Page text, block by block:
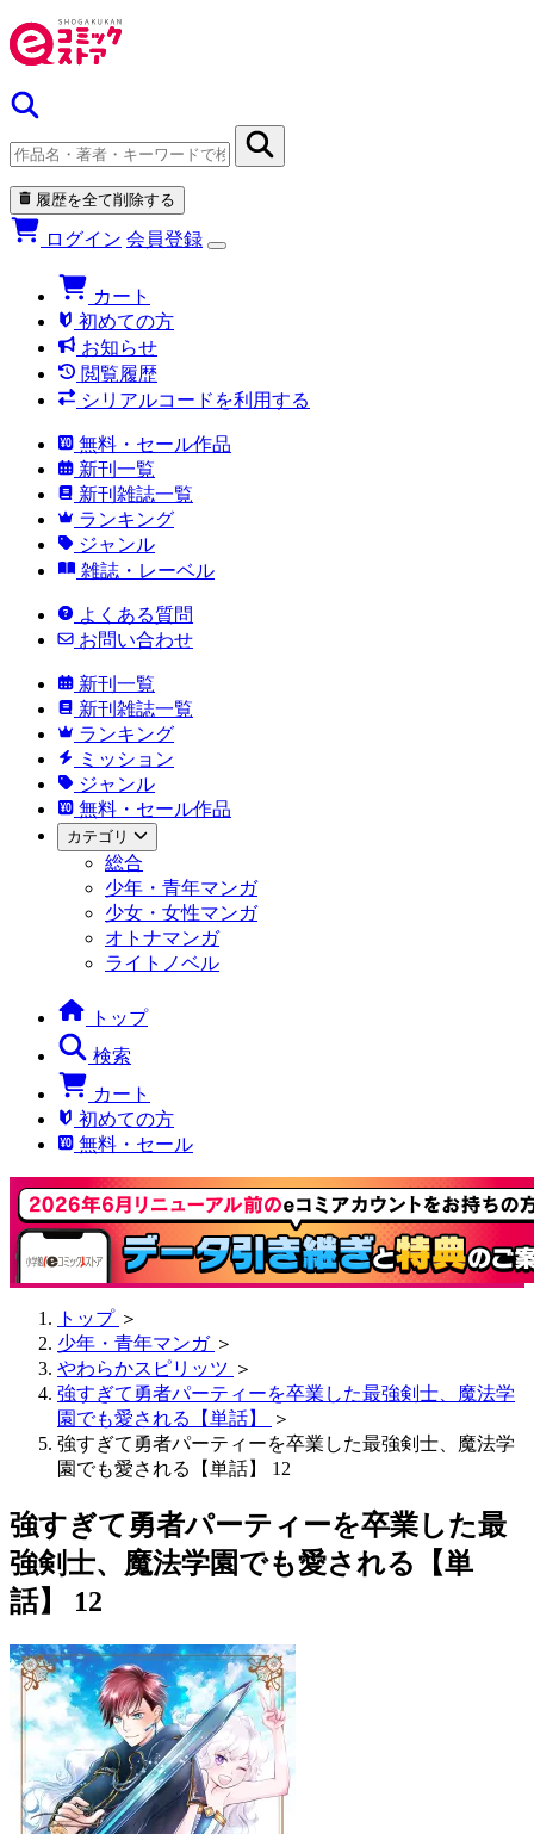
履歴を全て削除する
ログイン 会員登録
カート
初めての方
お知らせ
閲覧履歴
シリアルコードを利用する
無料・セール作品
新刊一覧
新刊雑誌一覧
ランキング
ジャンル
雑誌・レーベル
よくある質問
お問い合わせ
新刊一覧
新刊雑誌一覧
ランキング
ミッション
ジャンル
無料・セール作品
カテゴリ
総合
少年・青年マンガ
少女・女性マンガ
オトナマンガ
ライトノベル
トップ
検索
カート
初めての方
無料・セール
トップ ＞
少年・青年マンガ ＞
やわらかスピリッツ ＞
強すぎて勇者パーティーを卒業した最強剣士、魔法学
園でも愛される【単話】
＞
強すぎて勇者パーティーを卒業した最強剣士、魔法学
園でも愛される【単話】 12
強すぎて勇者パーティーを卒業した最
強剣士、魔法学園でも愛される【単
話】 12